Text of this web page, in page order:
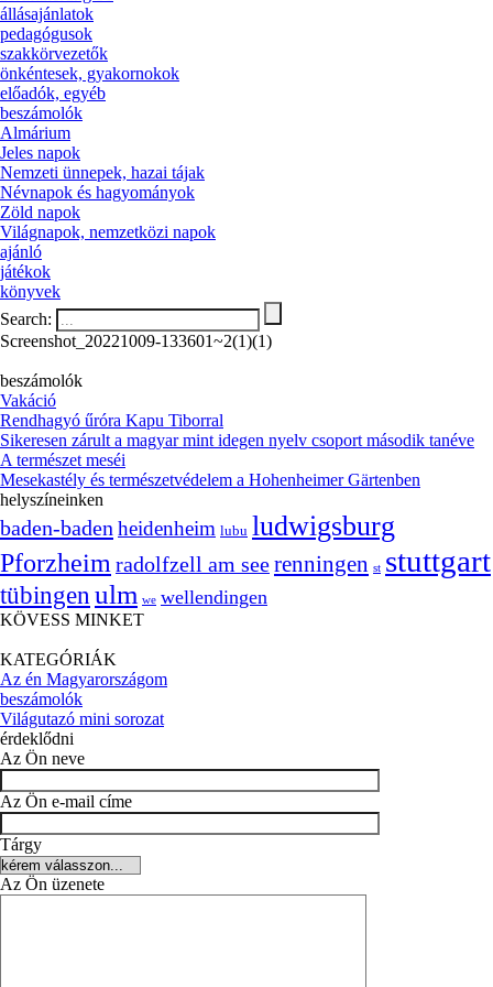
állásajánlatok
pedagógusok
szakkörvezetők
önkéntesek, gyakornokok
előadók, egyéb
beszámolók
Almárium
Jeles napok
Nemzeti ünnepek, hazai tájak
Névnapok és hagyományok
Zöld napok
Világnapok, nemzetközi napok
ajánló
játékok
könyvek
Search:
Screenshot_20221009-133601~2(1)(1)
beszámolók
Vakáció
Rendhagyó űróra Kapu Tiborral
Sikeresen zárult a magyar mint idegen nyelv csoport második tanéve
A természet meséi
Mesekastély és természetvédelem a Hohenheimer Gärtenben
helyszíneinken
baden-baden heidenheim lubu ludwigsburg
Pforzheim radolfzell am seerenningen st stuttgart
tübingen ulm we wellendingen
KÖVESS MINKET
KATEGÓRIÁK
Az én Magyarországom
beszámolók
Világutazó mini sorozat
érdeklődni
Az Ön neve
Az Ön e-mail címe
Tárgy
Az Ön üzenete